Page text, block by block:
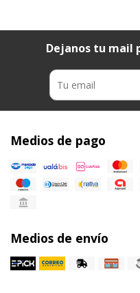
Dejanos tu mail
Medios de pago
Medios de envío